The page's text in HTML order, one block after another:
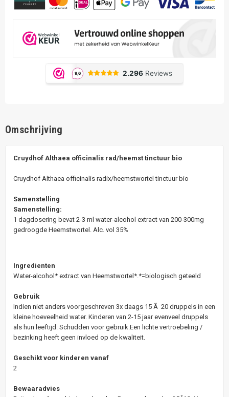
Omschrijving
Cruydhof Althaea officinalis rad/heemst tinctuur bio
Cruydhof Althaea officinalis radix/heemstwortel tinctuur bio
Samenstelling
Samenstelling:
1 dagdosering bevat 2-3 ml water-alcohol extract van 200-300mg
gedroogde Heemstwortel. Alc. vol 35%
Ingredienten
Water-alcohol* extract van Heemstwortel*.*=biologisch geteeld
Gebruik
Indien niet anders voorgeschreven 3x daags 15 Ã 20 druppels in een
kleine hoeveelheid water. Kinderen van 2-15 jaar evenveel druppels
als hun leeftijd. Schudden voor gebruik.Een lichte vertroebeling /
bezinking heeft geen invloed op de kwaliteit.
Geschikt voor kinderen vanaf
2
Bewaaradvies